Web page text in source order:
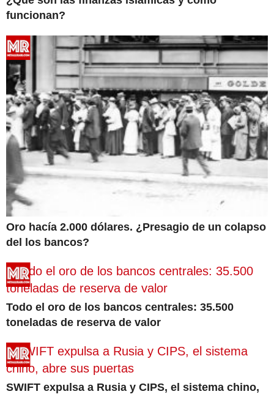
funcionan?
Oro hacía 2.000 dólares. ¿Presagio de un colapso
del los bancos?
Todo el oro de los bancos centrales: 35.500
toneladas de reserva de valor
SWIFT expulsa a Rusia y CIPS, el sistema chino,